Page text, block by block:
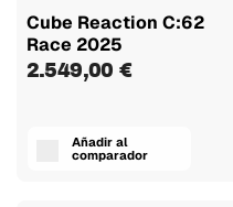
Cube Reaction C:62
Race 2025
2.549,00 €
Añadir al
comparador